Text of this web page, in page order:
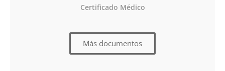
Certificado Médico
Más documentos